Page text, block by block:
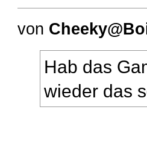
von
Hab das
wieder das